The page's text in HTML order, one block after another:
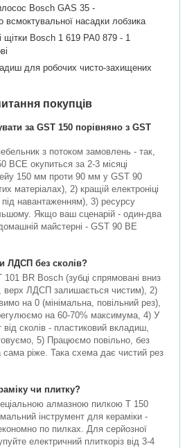
Bosch GAS 35 -
всмоктувальної насадки лобзика
щітки Bosch 1 619 PA0 879 - 1
для робочих чисто-захищених
покупців
за GST 150 порівняно з GST
з потоком замовлень - так,
BCE окупиться за 2-3 місяці
150 мм проти 90 мм у GST 90
матеріалах), 2) кращій електроніці
під навантаженням), 3) ресурсу
Якщо ваш сценарій - один-два
майстерні - GST 90 BE
ЛДСП без сколів?
BR Bosch (зубці спрямовані вниз
верх ЛДСП залишається чистим), 2)
на 0 (мінімальна, повільний рез),
на 60-70% максимума, 4) У
від сколів - пластиковий вкладиш,
5) Працюємо повільно, без
сама ріже. Така схема дає чистий рез
чи плитку?
алмазною пилкою T 150
інструмент для кераміки -
по пилках. Для серйозної
електричний плиткоріз від 3-4